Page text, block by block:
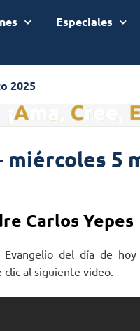
Especiales
2025
miércoles 5
Carlos Yepes
del día de
al siguiente video.